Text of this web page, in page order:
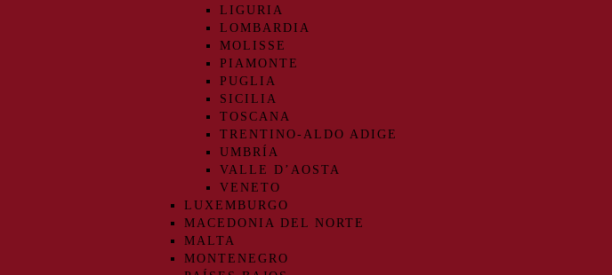
LIGURIA
LOMBARDIA
MOLISSE
PIAMONTE
PUGLIA
SICILIA
TOSCANA
TRENTINO-ALDO ADIGE
UMBRÍA
VALLE D’AOSTA
VENETO
LUXEMBURGO
MACEDONIA DEL NORTE
MALTA
MONTENEGRO